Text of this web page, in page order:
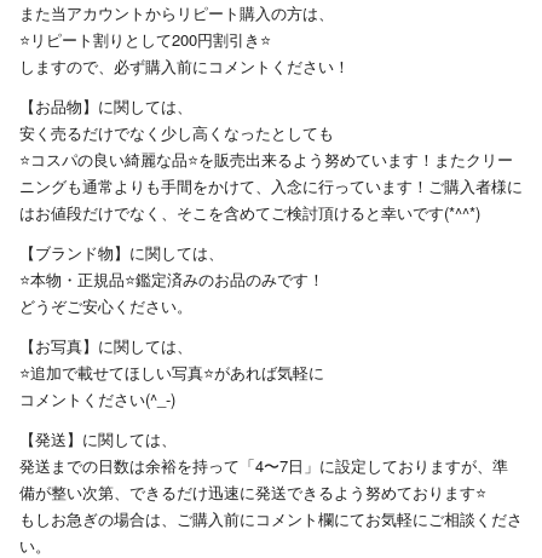
また当アカウントからリピート購入の方は、
⭐リピート割りとして200円割引き⭐
しますので、必ず購入前にコメントください！
【お品物】に関しては、
安く売るだけでなく少し高くなったとしても
⭐コスパの良い綺麗な品⭐を販売出来るよう努めています！またクリー
ニングも通常よりも手間をかけて、入念に行っています！ご購入者様に
はお値段だけでなく、そこを含めてご検討頂けると幸いです(*^^*)
【ブランド物】に関しては、
⭐本物・正規品⭐鑑定済みのお品のみです！
どうぞご安心ください。
【お写真】に関しては、
⭐追加で載せてほしい写真⭐があれば気軽に
コメントください(^_-)
【発送】に関しては、
発送までの日数は余裕を持って「4〜7日」に設定しておりますが、準
備が整い次第、できるだけ迅速に発送できるよう努めております⭐️
もしお急ぎの場合は、ご購入前にコメント欄にてお気軽にご相談くださ
い。